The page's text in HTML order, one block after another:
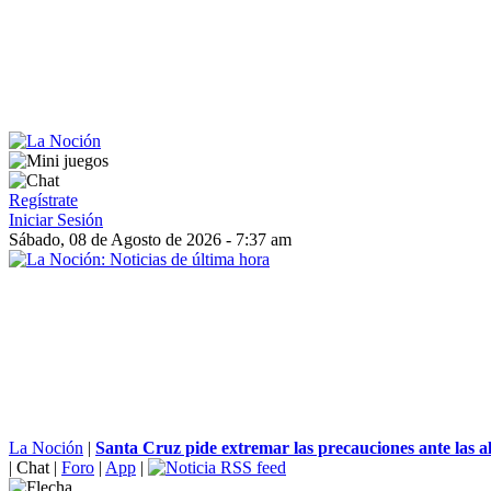
Regístrate
Iniciar Sesión
Sábado, 08 de Agosto de 2026 - 7:37 am
La Noción | Santa Cruz pide extremar las precauciones ante las
| Chat | Foro | App |